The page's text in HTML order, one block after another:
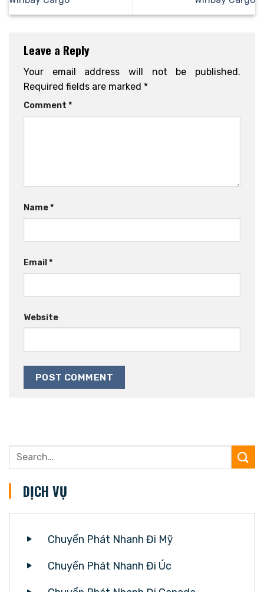
Leave a Reply
Your email address will not be published.
Required fields are marked *
Comment *
Name*
Email *
Website
DỊCH VỤ
Chuyển Phát Nhanh Đi Mỹ
Chuyển Phát Nhanh Đi Úc